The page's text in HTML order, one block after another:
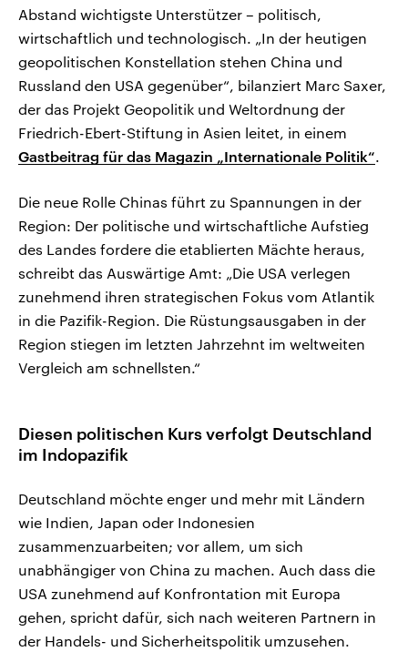
Abstand wichtigste Unterstützer – politisch,
wirtschaftlich und technologisch. „In der heutigen
geopolitischen Konstellation stehen China und
Russland den USA gegenüber“, bilanziert Marc Saxer,
der das Projekt Geopolitik und Weltordnung der
Friedrich-Ebert-Stiftung in Asien leitet, in einem
Gastbeitrag für das Magazin „Internationale Politik“
Die neue Rolle Chinas führt zu Spannungen in der
Region: Der politische und wirtschaftliche Aufstieg
des Landes fordere die etablierten Mächte heraus,
schreibt das Auswärtige Amt: „Die USA verlegen
zunehmend ihren strategischen Fokus vom Atlantik
in die Pazifik-Region. Die Rüstungsausgaben in der
Region stiegen im letzten Jahrzehnt im weltweiten
Vergleich am schnellsten.“
Diesen politischen Kurs verfolgt Deutschland
im Indopazifik
Deutschland möchte enger und mehr mit Ländern
wie Indien, Japan oder Indonesien
zusammenzuarbeiten; vor allem, um sich
unabhängiger von China zu machen. Auch dass die
USA zunehmend auf Konfrontation mit Europa
gehen, spricht dafür, sich nach weiteren Partnern in
der Handels- und Sicherheitspolitik umzusehen.